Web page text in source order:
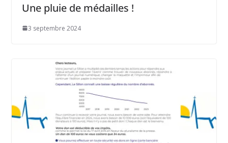
Une pluie de médailles !
3 septembre 2024